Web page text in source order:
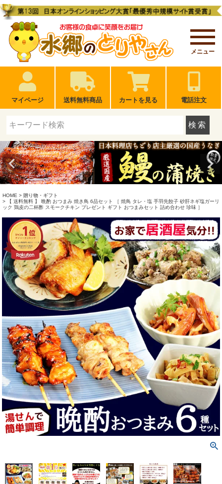
メニュー
マイページ 送料無料商品 カートを見る 電話注文
検索
HOME
贈り物・ギフト
【 送料無料 】 晩酌 おつまみ 焼き鳥 6品セット ［ 焼鳥 タレ・塩 手羽先餃子 砂肝ネギ塩ガーリ
ック 鶏皮の二杯酢 スモークチキン プレゼント ギフト おつまみセット 詰め合わせ 珍味 ］